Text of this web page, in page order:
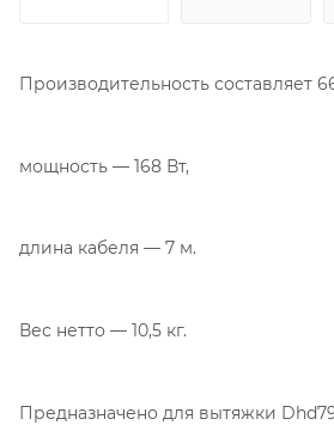
Производительность составляет
мощность — 168 Вт,
длина кабеля — 7 м.
Вес нетто — 10,5 кг.
Предназначено для вытяжки